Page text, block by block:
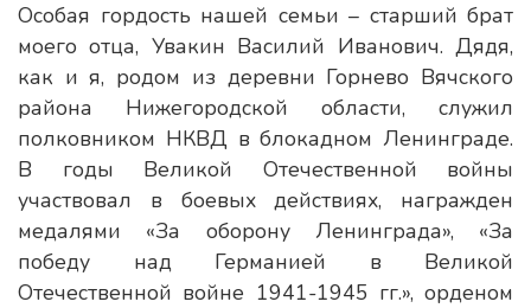
Особая гордость нашей семьи – старший брат
моего отца, Увакин Василий Иванович. Дядя,
как и я, родом из деревни Горнево Вячского
района Нижегородской области, служил
полковником НКВД в блокадном Ленинграде.
В годы Великой Отечественной войны
участвовал в боевых действиях, награжден
медалями «За оборону Ленинграда», «За
победу над Германией в Великой
Отечественной войне 1941-1945 гг.», орденом